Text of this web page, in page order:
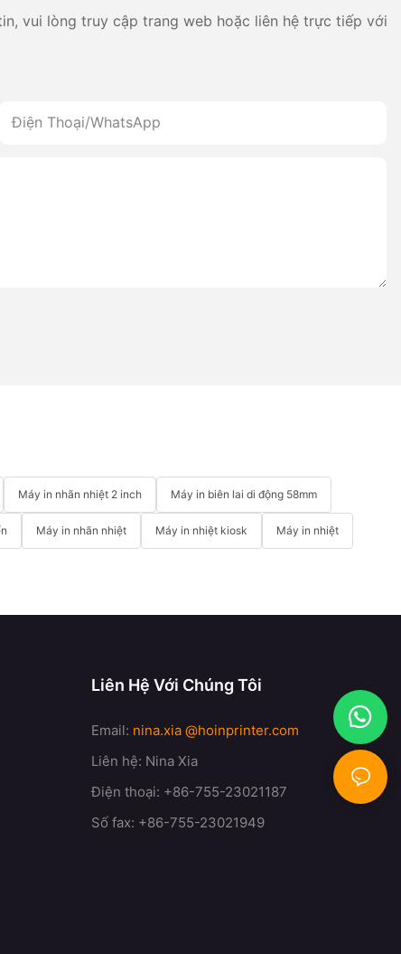
vui lòng truy cập trang web hoặc liên hệ trực tiếp với
Điện Thoại/whatsApp
Máy in nhãn nhiệt 2 inch Máy in biên lai di động 58mm
Máy in nhãn nhiệt Máy in nhiệt kiosk Máy in nhiệt
Liên Hệ Với Chúng Tôi
Email: nina.xia @hoinprinter.com
Liên hệ: Nina Xia
Điện thoại: +86-755-23021187
Số fax: +86-755-23021949